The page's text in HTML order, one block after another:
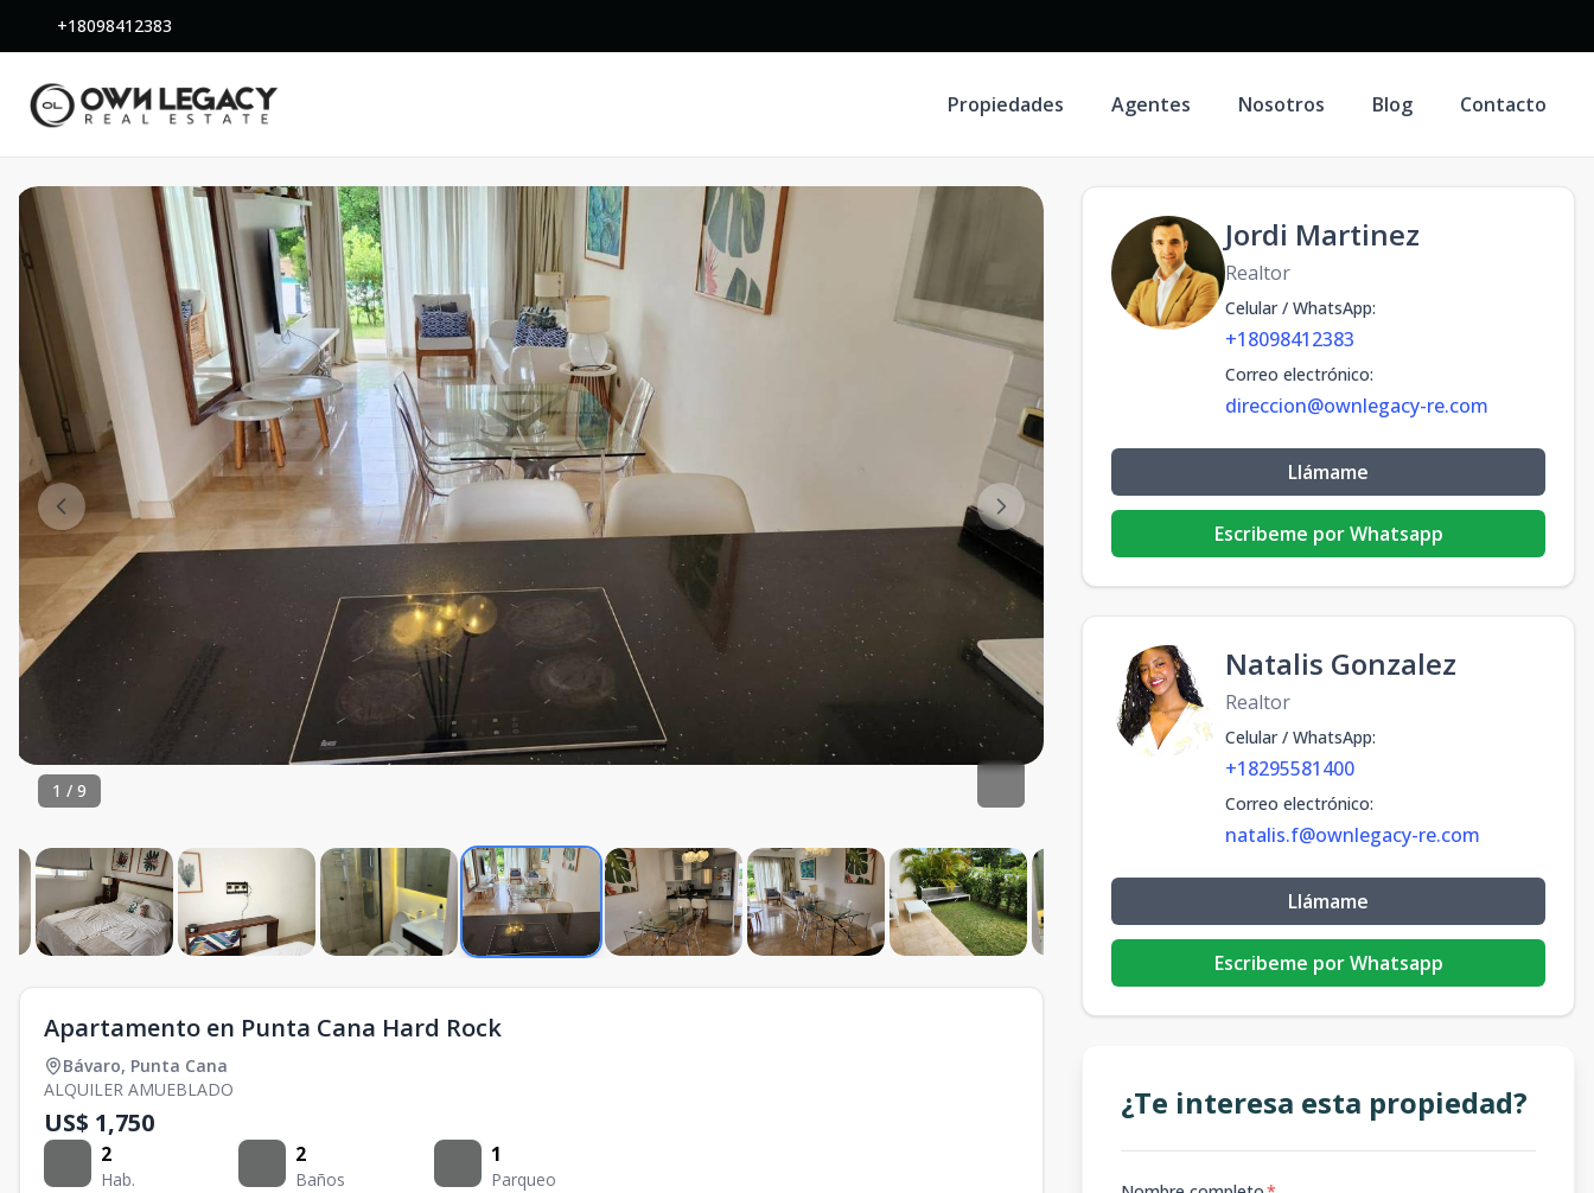
+18098412383
Propiedades Agentes Nosotros Blog Contacto
1 / 9
Apartamento en Punta Cana Hard Rock
Bávaro, Punta Cana
ALQUILER AMUEBLADO
US$ 1,750
2
Hab.
2
Baños
1
Parqueo
Jordi Martinez
Realtor
Celular / WhatsApp:
+18098412383
Correo electrónico:
direccion@ownlegacy-re.com
Llámame
Escribeme por Whatsapp
Natalis Gonzalez
Realtor
Celular / WhatsApp:
+18295581400
Correo electrónico:
natalis.f@ownlegacy-re.com
Llámame
Escribeme por Whatsapp
¿Te interesa esta propiedad?